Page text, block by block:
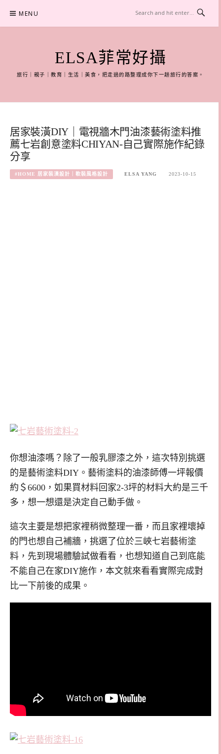
content
MENU
ELSA菲常好攝
旅行｜親子｜教育｜生活｜美食，把走過的路整理成你下一趟旅行的答案。
居家裝潢DIY｜電視牆木門油漆藝術塗料推
薦七岩創意塗料CHIYAN-自己實際施作紀錄
分享
#HOME 居家裝潢設計｜軟裝風格設計 ELSA YANG 2023-10-15
你想油漆嗎？除了一般乳膠漆之外，這次特別挑選
的是藝術塗料DIY。藝術塗料的油漆師傅一坪報價
約＄6600，如果買材料回家2-3坪的材料大約是三千
多，想一想還是決定自己動手做。
這次主要是想把家裡稍微整理一番，而且家裡壞掉
的門也想自己補牆，挑選了位於三峽七岩藝術塗
料，先到現場體驗試做看看，也想知道自己到底能
不能自己在家DIY施作，本文就來看看實際完成對
比一下前後的成果。